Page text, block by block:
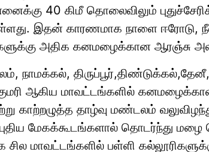
40 கிமீ தொலைவிலும்
இதன் காரணமாக நாளை ஈரோடு,
அதிக கனமழைக்கான ஆரஞ்சு
நாமக்கல்,
ஆகிய மாவட்டங்களில்
காற்றழுத்த தாழ்வு மண்டலம்
மேகக்கூடங்களால் தொடர்ந்து
மாவட்டங்களில் பள்ளி